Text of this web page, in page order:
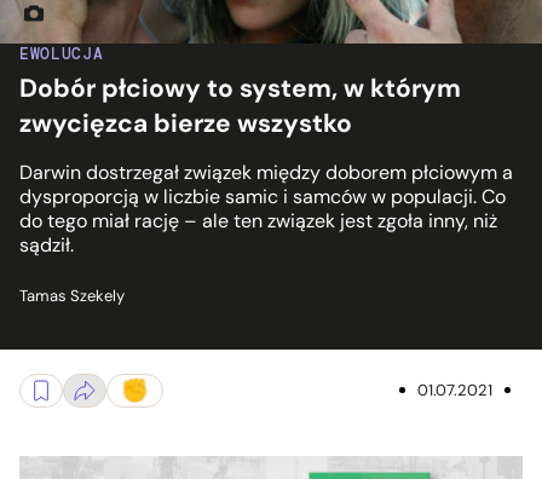
EWOLUCJA
Dobór płciowy to system, w którym
zwycięzca bierze wszystko
Darwin dostrzegał związek między doborem płciowym a
dysproporcją w liczbie samic i samców w populacji. Co
do tego miał rację – ale ten związek jest zgoła inny, niż
sądził.
Tamas Szekely
Fot. mrbille1/Flickr.com
01.07.2021